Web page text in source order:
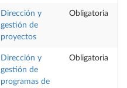
Dirección y
gestión de
proyectos
Obligatoria
Dirección y
gestión de
programas de
Obligatoria